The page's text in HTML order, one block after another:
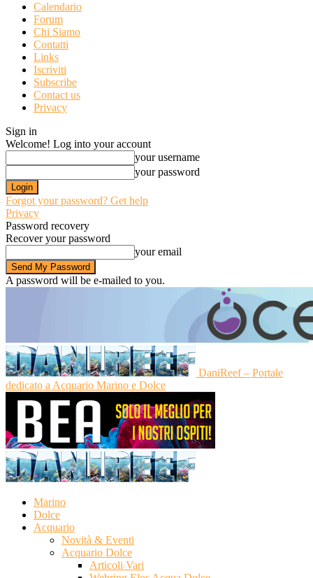
Calendario
Forum
Chi Siamo
Contatti
Links
Iscriviti
Subscribe
Contact us
Privacy
Sign in
Welcome! Log into your account
your username
your password
Forgot your password? Get help
Privacy
Password recovery
Recover your password
your email
A password will be e-mailed to you.
DaniReef – Portale
dedicato a Acquario Marino e Dolce
Marino
Dolce
Acquario
Novità & Eventi
Acquario Dolce
Articoli Vari